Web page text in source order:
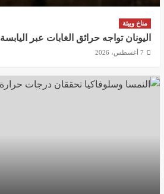
مناخ وبيئة
اليونان تواجه حرائق الغابات عبر
7 أغسطس، 2026